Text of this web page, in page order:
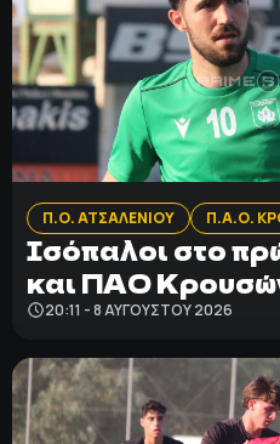
Π.Ο. ΑΤΣΑΛΕΝΙΟΥ Π.Α.Ο.
Ισόπαλοι στο
και ΠΑΟ
20:11 - 8 ΑΥΓΟΎΣΤΟΥ 2026